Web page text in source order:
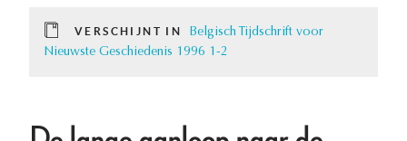
VERSCHIJNT IN
Belgisch Tijdschrift voor
Nieuwste Geschiedenis 1996 1-2